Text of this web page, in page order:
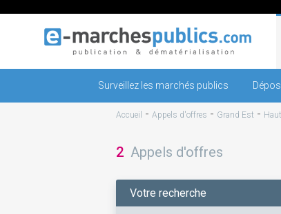
Surveillez les marchés publics
Accueil - Appels d'offres - Grand Est -
2 Appels d'offres
Votre recherche